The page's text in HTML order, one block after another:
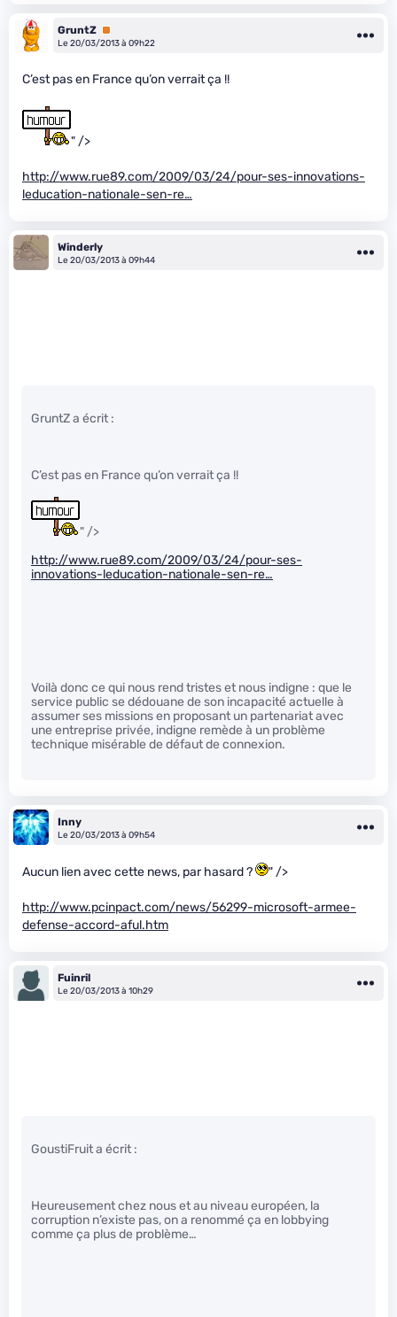
GruntZ Premium
Le 20/03/2013 à 09h22
C’est pas en France qu’on verrait ça !!
" />
http://www.rue89.com/2009/03/24/pour-ses-innovations-
leducation-nationale-sen-re…
Winderly
Le 20/03/2013 à 09h44
GruntZ a écrit :
C’est pas en France qu’on verrait ça !!
" />
http://www.rue89.com/2009/03/24/pour-ses-
innovations-leducation-nationale-sen-re…
Voilà donc ce qui nous rend tristes et nous indigne : que le
service public se dédouane de son incapacité actuelle à
assumer ses missions en proposant un partenariat avec
une entreprise privée, indigne remède à un problème
technique misérable de défaut de connexion.
Inny
Le 20/03/2013 à 09h54
Aucun lien avec cette news, par hasard ? " />
http://www.pcinpact.com/news/56299-microsoft-armee-
defense-accord-aful.htm
Fuinril
Le 20/03/2013 à 10h29
GoustiFruit a écrit :
Heureusement chez nous et au niveau européen, la
corruption n’existe pas, on a renommé ça en lobbying
comme ça plus de problème…